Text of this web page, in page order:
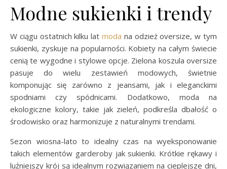
Modne sukienki i trendy
W ciągu ostatnich kilku lat moda na odzież oversize, w tym
sukienki, zyskuje na popularności. Kobiety na całym świecie
cenią te wygodne i stylowe opcje. Zielona koszula oversize
pasuje do wielu zestawień modowych, świetnie
komponując się zarówno z jeansami, jak i eleganckimi
spodniami czy spódnicami. Dodatkowo, moda na
ekologiczne kolory, takie jak zieleń, podkreśla dbałość o
środowisko oraz harmonizuje z naturalnymi trendami.
Sezon wiosna-lato to idealny czas na wyeksponowanie
takich elementów garderoby jak sukienki. Krótkie rękawy i
luźniejszy krój są idealnym rozwiązaniem na cieplejsze dni,